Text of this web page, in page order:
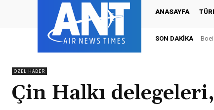
ANASAYFA
SON DAKIKA
ÖZEL HABER
Çin Halkı